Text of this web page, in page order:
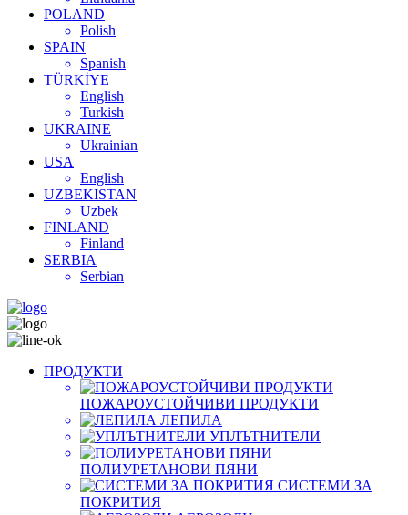
POLAND
Polish
SPAIN
Spanish
TÜRKİYE
English
Turkish
UKRAINE
Ukrainian
USA
English
UZBEKISTAN
Uzbek
FINLAND
Finland
SERBIA
Serbian
ПРОДУКТИ
ПОЖАРОУСТОЙЧИВИ ПРОДУКТИ
ЛЕПИЛА
УПЛЪТНИТЕЛИ
ПОЛИУРЕТАНОВИ ПЯНИ
СИСТЕМИ ЗА
ПОКРИТИЯ